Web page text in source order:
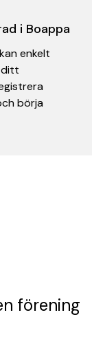
i Boappa
enkelt
ditt
börja
förening